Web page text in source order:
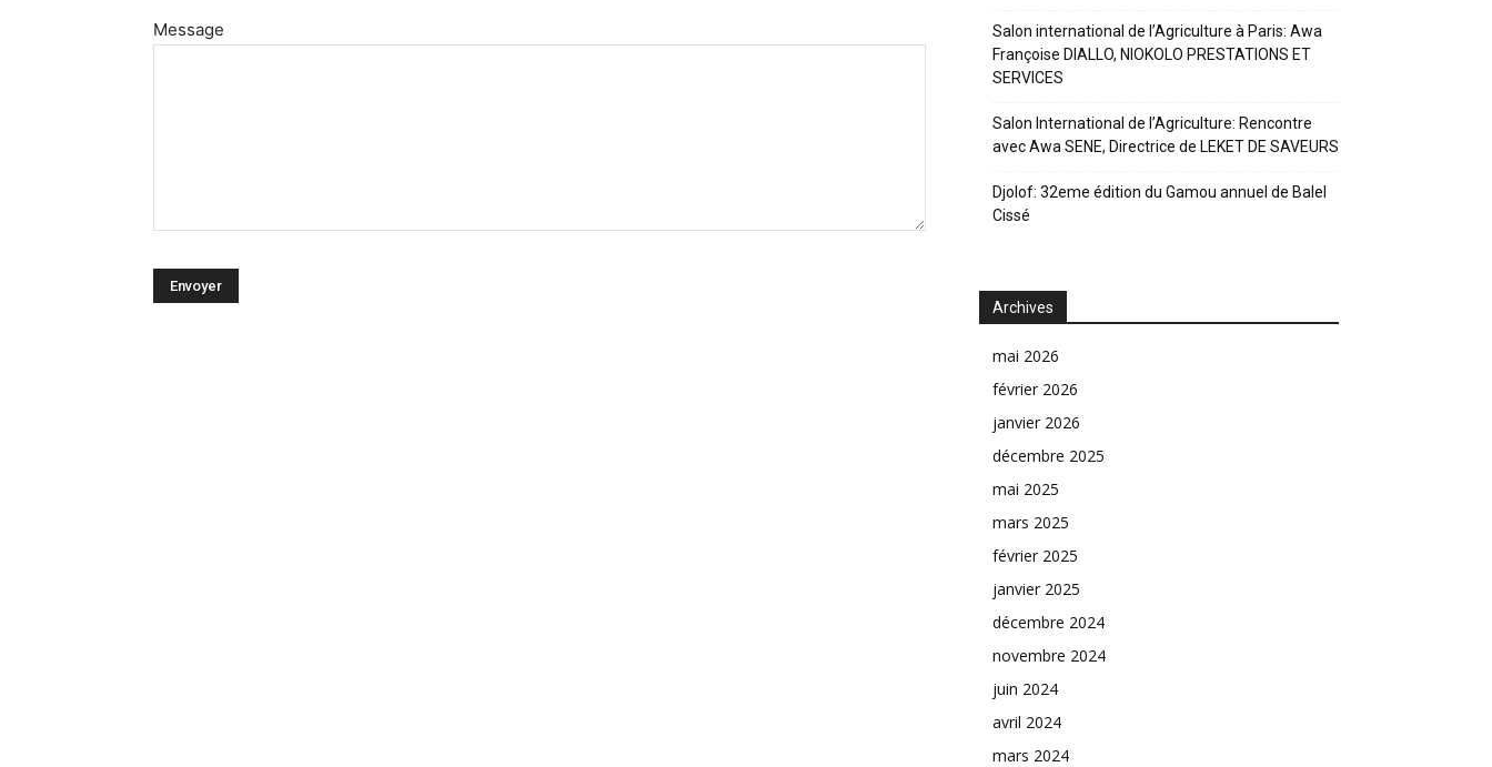
Message
Salon international de l’Agriculture à Paris: Awa
Françoise DIALLO, NIOKOLO PRESTATIONS ET
SERVICES
Salon International de l’Agriculture: Rencontre
avec Awa SENE, Directrice de LEKET DE SAVEURS
Djolof: 32eme édition du Gamou annuel de Balel
Cissé
Archives
mai 2026
février 2026
janvier 2026
décembre 2025
mai 2025
mars 2025
février 2025
janvier 2025
décembre 2024
novembre 2024
juin 2024
avril 2024
mars 2024